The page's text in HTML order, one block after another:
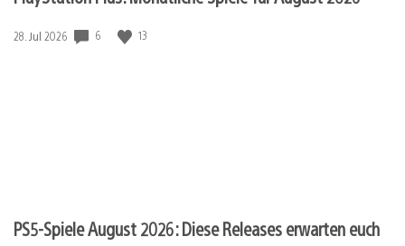
Veröffentlichungsdatum:
28. Jul 2026 6 13
PS5-Spiele August 2026: Diese Releases erwarten euch